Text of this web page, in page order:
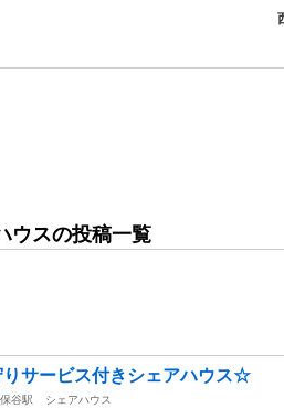
ウスの投稿一覧
サービス付きシェアハウス☆
保谷駅
シェアハウス